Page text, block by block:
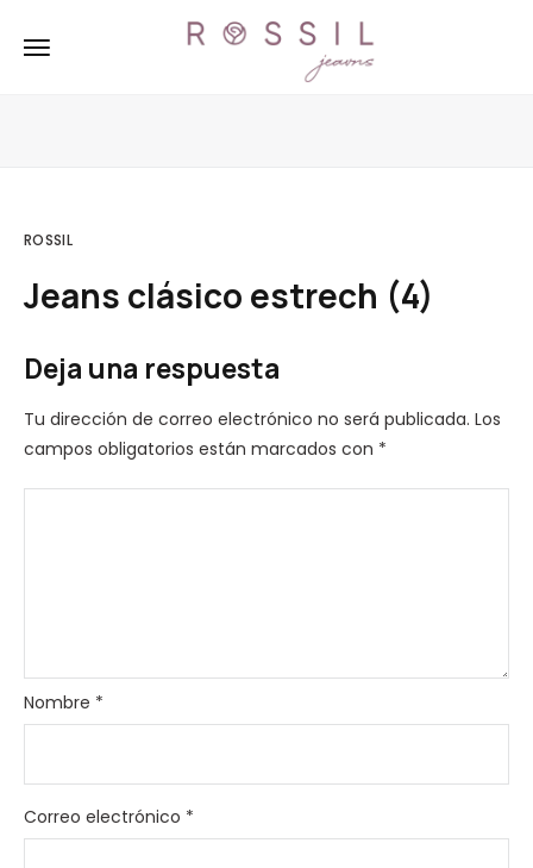
ROSSIL
Jeans clásico estrech (4)
Deja una respuesta
Tu dirección de correo electrónico no será publicada. Los
campos obligatorios están marcados con *
Nombre *
Correo electrónico *